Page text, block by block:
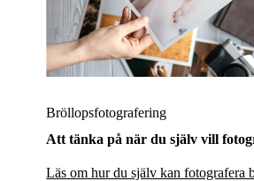
Bröllopsfotografering
Att tänka på när du själv vill
Läs om hur du själv kan fotografera